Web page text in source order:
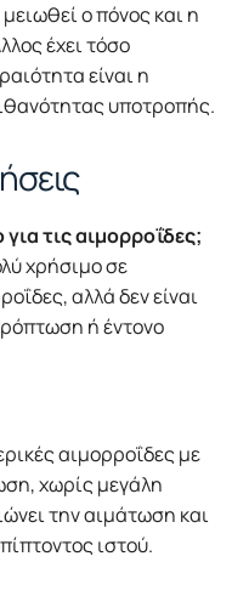
ο πόνος και η
έχει τόσο
είναι η
υποτροπής.
τις αιμορροΐδες;
χρήσιμο σε
αλλά δεν είναι
ή έντονο
αιμορροΐδες με
χωρίς μεγάλη
την αιμάτωση και
ιστού.